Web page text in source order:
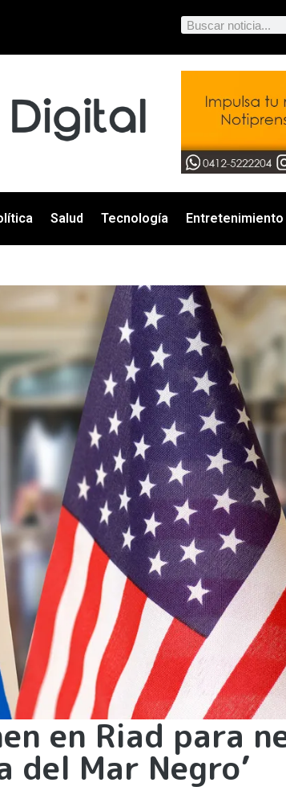
Salud Tecnología Entretenimiento
en Riad para
Mar Negro’